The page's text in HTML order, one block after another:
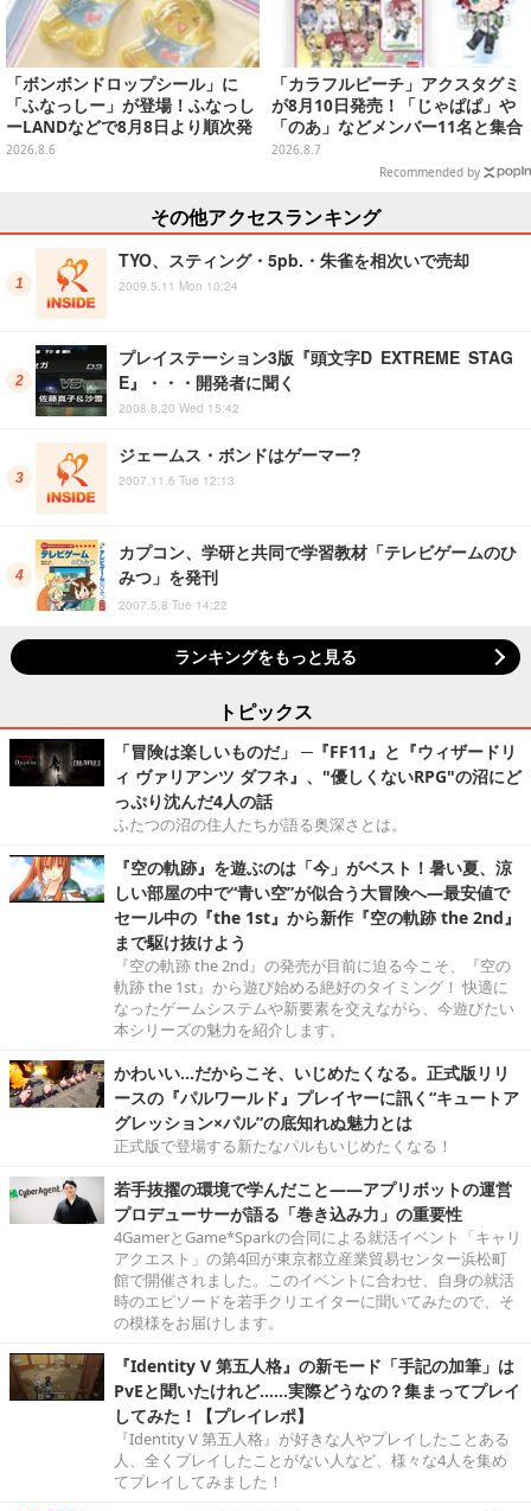
「ボンボンドロップシール」に
「ふなっしー」が登場！ふなっし
ーLANDなどで8月8日より順次発
売
2026.8.6
「カラフルピーチ」アクスタグミ
が8月10日発売！「じゃぱぱ」や
「のあ」などメンバー11名と集合
デザイン全15種、ボールチェーン
付きでアクセサリーにも
2026.8.7
Recommended by
その他アクセスランキング
TYO、スティング・5pb.・朱雀を相次いで売却
2009.5.11 Mon 10:24
プレイステーション3版『頭文字D EXTREME STAG
E』・・・開発者に聞く
2008.8.20 Wed 15:42
ジェームス・ボンドはゲーマー?
2007.11.6 Tue 12:13
カプコン、学研と共同で学習教材「テレビゲームのひ
みつ」を発刊
2007.5.8 Tue 14:22
ランキングをもっと見る
トピックス
「冒険は楽しいものだ」 ─『FF11』と『ウィザードリ
ィ ヴァリアンツ ダフネ』、"優しくないRPG"の沼にど
っぷり沈んだ4人の話
ふたつの沼の住人たちが語る奥深さとは。
『空の軌跡』を遊ぶのは「今」がベスト！暑い夏、涼
しい部屋の中で“青い空”が似合う大冒険へ―最安値で
セール中の『the 1st』から新作『空の軌跡 the 2nd』
まで駆け抜けよう
『空の軌跡 the 2nd』の発売が目前に迫る今こそ、『空の
軌跡 the 1st』から遊び始める絶好のタイミング！ 快適に
なったゲームシステムや新要素を交えながら、今遊びたい
本シリーズの魅力を紹介します。
かわいい…だからこそ、いじめたくなる。正式版リリ
ースの『パルワールド』プレイヤーに訊く“キュートア
グレッション×パル”の底知れぬ魅力とは
正式版で登場する新たなパルもいじめたくなる！
若手抜擢の環境で学んだこと――アプリボットの運営
プロデューサーが語る「巻き込み力」の重要性
4GamerとGame*Sparkの合同による就活イベント「キャリ
アクエスト」の第4回が東京都立産業貿易センター浜松町
館で開催されました。このイベントに合わせ、自身の就活
時のエピソードを若手クリエイターに聞いてみたので、そ
の模様をお届けします。
『Identity V 第五人格』の新モード「手記の加筆」は
PvEと聞いたけれど……実際どうなの？集まってプレイ
してみた！【プレイレポ】
『Identity V 第五人格』が好きな人やプレイしたことある
人、全くプレイしたことがない人など、様々な4人を集め
てプレイしてみました！